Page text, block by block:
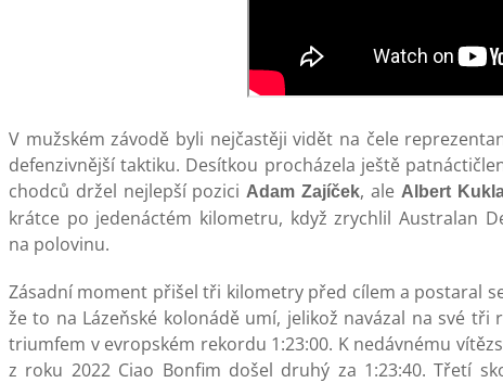
V mužském závodě byli nejčastěji vidět na čele
defenzivnější taktiku. Desítkou procházela ještě
chodců držel nejlepší poziciAdam Zajíček, ale Albert
krátce po jedenáctém kilometru, když zrychlil Australan
na polovinu.
Zásadní moment přišel tři kilometry před cílem a postaral
že to na Lázeňské kolonádě umí, jelikož navázal na své
triumfem v evropském rekordu 1:23:00. K nedávnému
z roku 2022 Ciao Bonfim došel druhý za 1:23:40. Třetí